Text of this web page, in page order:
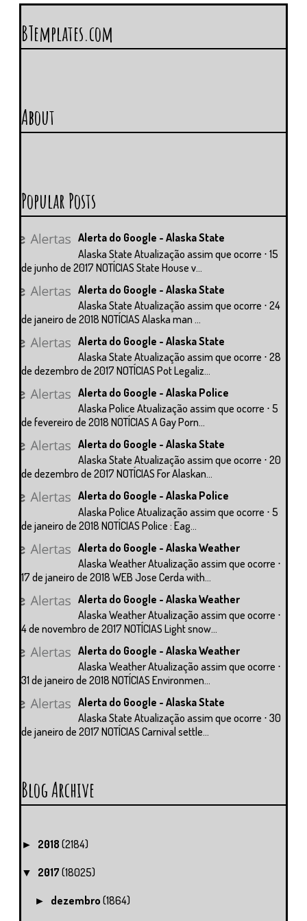
BTemplates.com
About
Popular Posts
Alerta do Google - Alaska State
Alaska State Atualização assim que ocorre ⋅ 15
de junho de 2017 NOTÍCIAS State House v...
Alerta do Google - Alaska State
Alaska State Atualização assim que ocorre ⋅ 24
de janeiro de 2018 NOTÍCIAS Alaska man ...
Alerta do Google - Alaska State
Alaska State Atualização assim que ocorre ⋅ 28
de dezembro de 2017 NOTÍCIAS Pot Legaliz...
Alerta do Google - Alaska Police
Alaska Police Atualização assim que ocorre ⋅ 5
de fevereiro de 2018 NOTÍCIAS A Gay Porn...
Alerta do Google - Alaska State
Alaska State Atualização assim que ocorre ⋅ 20
de dezembro de 2017 NOTÍCIAS For Alaskan...
Alerta do Google - Alaska Police
Alaska Police Atualização assim que ocorre ⋅ 5
de janeiro de 2018 NOTÍCIAS Police : Eag...
Alerta do Google - Alaska Weather
Alaska Weather Atualização assim que ocorre ⋅
17 de janeiro de 2018 WEB Jose Cerda with...
Alerta do Google - Alaska Weather
Alaska Weather Atualização assim que ocorre ⋅
4 de novembro de 2017 NOTÍCIAS Light snow...
Alerta do Google - Alaska Weather
Alaska Weather Atualização assim que ocorre ⋅
31 de janeiro de 2018 NOTÍCIAS Environmen...
Alerta do Google - Alaska State
Alaska State Atualização assim que ocorre ⋅ 30
de janeiro de 2017 NOTÍCIAS Carnival settle...
Blog Archive
► 2018 (2184)
▼ 2017 (18025)
► dezembro(1864)